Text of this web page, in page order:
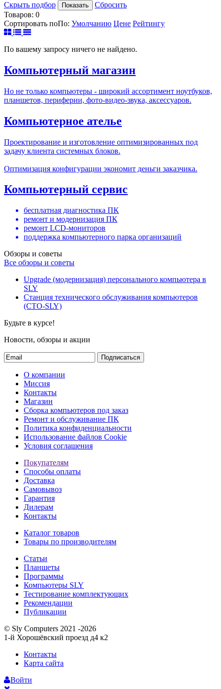
Скрыть подбор
Показать
Сбросить
Товаров: 0
Сортировать поПо: Умолчанию Цене Рейтингу
По вашему запросу ничего не найдено.
Компьютерный магазин
Но не только компьютеры - широкий ассортимент ноутбуков,
планшетов, периферии, фото-видео-звука, аксессуаров.
Компьютерное ателье
Проектирование и изготовление оптимизированных под
задачу клиента системных блоков.
Оптимизация конфигурации экономит деньги заказчика.
Компьютерный сервис
бесплатная диагностика ПК
ремонт и модернизация ПК
ремонт LCD-мониторов
поддержка компьютерного парка организаций
Обзоры и советы
Все обзоры и советы
Upgrade (модернизация) персонального компьютера в
SLY
Станция технического обслуживания компьютеров
(СТО-SLY)
Будьте в курсе!
Новости, обзоры и акции
Подписаться
О компании
Миссия
Контакты
Магазин
Сборка компьютеров под заказ
Ремонт и обслуживание ПК
Политика конфиденциальности
Использование файлов Cookie
Условия соглашения
Покупателям
Способы оплаты
Доставка
Самовывоз
Гарантия
Дилерам
Контакты
Каталог товаров
Товары по производителям
Статьи
Планшеты
Программы
Компьютеры SLY
Тестирование комплектующих
Рекомендации
Публикации
© Sly Computers 2021 -2026
1-й Хорошёвский проезд д4 к2
Контакты
Карта сайта
Войти